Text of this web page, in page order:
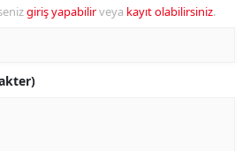
giriş yapabilirveya kayıt olabilirsiniz.